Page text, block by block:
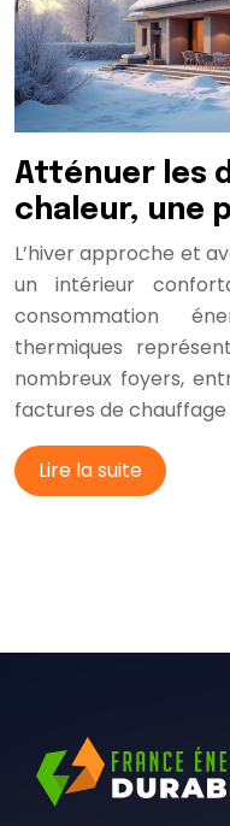
Atténuer les
chaleur, une
L’hiver approche et
un intérieur
consommation
thermiques
nombreux foyers,
factures de
Lire la suite